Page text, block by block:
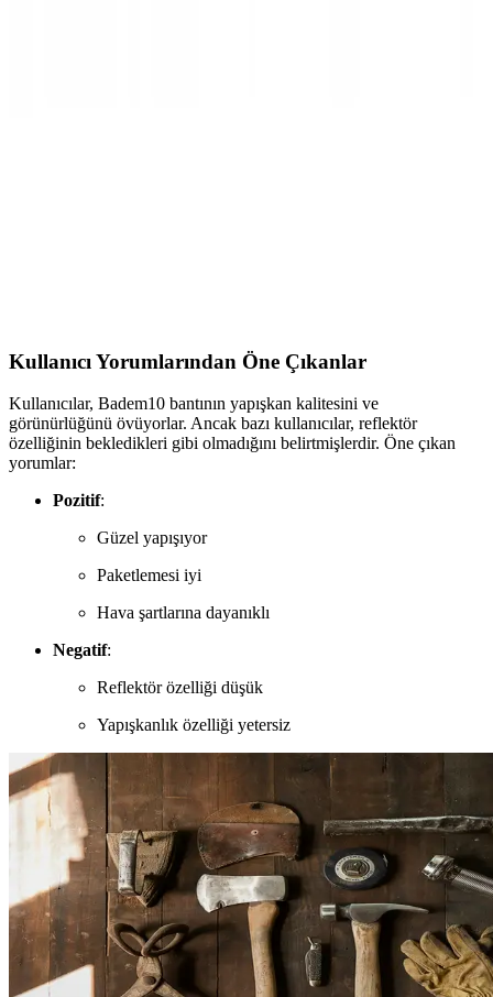
Kullanıcı Yorumlarından Öne Çıkanlar
Kullanıcılar, Badem10 bantının yapışkan kalitesini ve
görünürlüğünü övüyorlar. Ancak bazı kullanıcılar, reflektör
özelliğinin bekledikleri gibi olmadığını belirtmişlerdir. Öne çıkan
yorumlar:
Pozitif:
Güzel yapışıyor
Paketlemesi iyi
Hava şartlarına dayanıklı
Negatif:
Reflektör özelliği düşük
Yapışkanlık özelliği yetersiz